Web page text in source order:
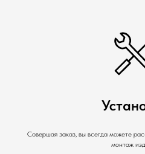
Совершая заказ, вы всегда можете
монтаж